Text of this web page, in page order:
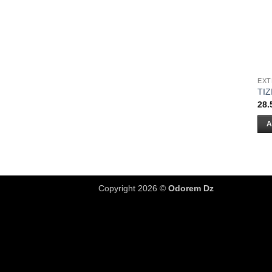
Copyright 2026 © Odorem Dz